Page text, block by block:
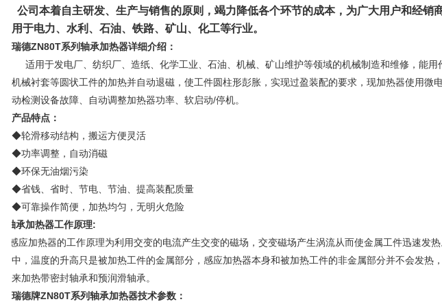
公司本着自主研发、生产与销售的原则，竭力降低各个环节的成本，为广大用户和经销
用于电力、水利、石油、铁路、矿山、化工等行业。
瑞德ZN80T系列轴承加热器详细介绍 ：
适用于发电厂、纺织厂、造纸、化学工业、石油、机械、矿山维护等领域的机械制造和维修，能用
机械衬套等圆状工件的加热并自动退磁，使工件圆柱形彭胀，实现过盈装配的要求，现加热器使用微
动检测设备故障、自动调整加热器功率、软启动/停机。
产品特点：
◆轮滑移动结构，搬运方便灵活
◆功率调整，自动消磁
◆环保无油烟污染
◆省钱、省时、节电、节油、提高装配质量
◆可靠操作简便，加热均匀，无明火危险
轴承加热器工作原理:
感应加热器的工作原理为利用交变的电流产生交变的磁场，交变磁场产生涡流从而使金属工件迅速发
中，温度的升高只是被加热工件的金属部分，感应加热器本身和被加热工件的非金属部分并不会发热
来加热带密封轴承和预润滑轴承。
瑞德牌ZN80T系列轴承加热器技术参数 ：